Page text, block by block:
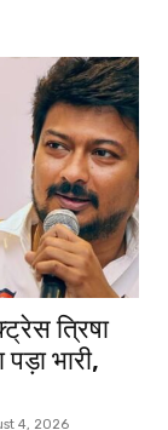
त्रिषा
भारी,
4, 2026